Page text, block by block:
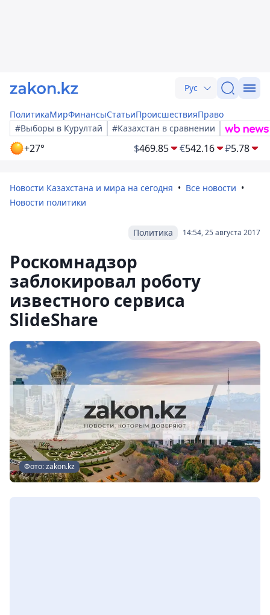
Рус
ПолитикаМирФинансыСтатьиПроисшествияПраво
#Выборы в Курултай
#Казахстан в сравнении
+27° $469.85 €542.16 ₽5.78
Новости Казахстана и мира на сегодня
Все новости
Новости политики
14:54, 25 августа 2017
Политика
Роскомнадзор
заблокировал роботу
известного сервиса
SlideShare
Фото: zakon.kz